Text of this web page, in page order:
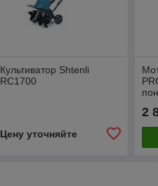
Культиватор Shtenli
RC1700
Цену уточняйте
2